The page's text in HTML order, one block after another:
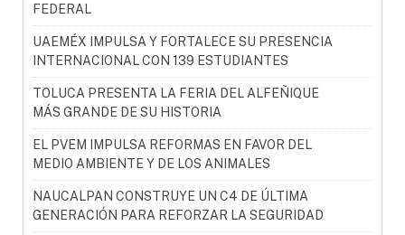
FEDERAL
UAEMÉX IMPULSA Y FORTALECE SU PRESENCIA
INTERNACIONAL CON 139 ESTUDIANTES
TOLUCA PRESENTA LA FERIA DEL ALFEÑIQUE
MÁS GRANDE DE SU HISTORIA
EL PVEM IMPULSA REFORMAS EN FAVOR DEL
MEDIO AMBIENTE Y DE LOS ANIMALES
NAUCALPAN CONSTRUYE UN C4 DE ÚLTIMA
GENERACIÓN PARA REFORZAR LA SEGURIDAD